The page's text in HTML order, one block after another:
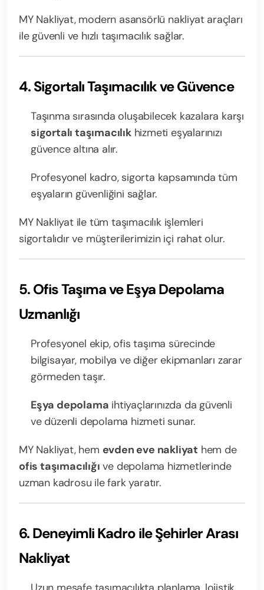
MY Nakliyat, modern asansörlü nakliyat araçları
ile güvenli ve hızlı taşımacılık sağlar.
4. Sigortalı Taşımacılık ve Güvence
Taşınma sırasında oluşabilecek kazalara karşı
sigortalı taşımacılıkhizmeti eşyalarınızı
güvence altına alır.
Profesyonel kadro, sigorta kapsamında tüm
eşyaların güvenliğini sağlar.
MY Nakliyat ile tüm taşımacılık işlemleri
sigortalıdır ve müşterilerimizin içi rahat olur.
5. Ofis Taşıma ve Eşya Depolama
Uzmanlığı
Profesyonel ekip, ofis taşıma sürecinde
bilgisayar, mobilya ve diğer ekipmanları zarar
görmeden taşır.
Eşya depolama ihtiyaçlarınızda da güvenli
ve düzenli depolama hizmeti sunar.
MY Nakliyat, hem evden eve nakliyat hem de
ofis taşımacılığı ve depolama hizmetlerinde
uzman kadrosu ile fark yaratır.
6. Deneyimli Kadro ile Şehirler Arası
Nakliyat